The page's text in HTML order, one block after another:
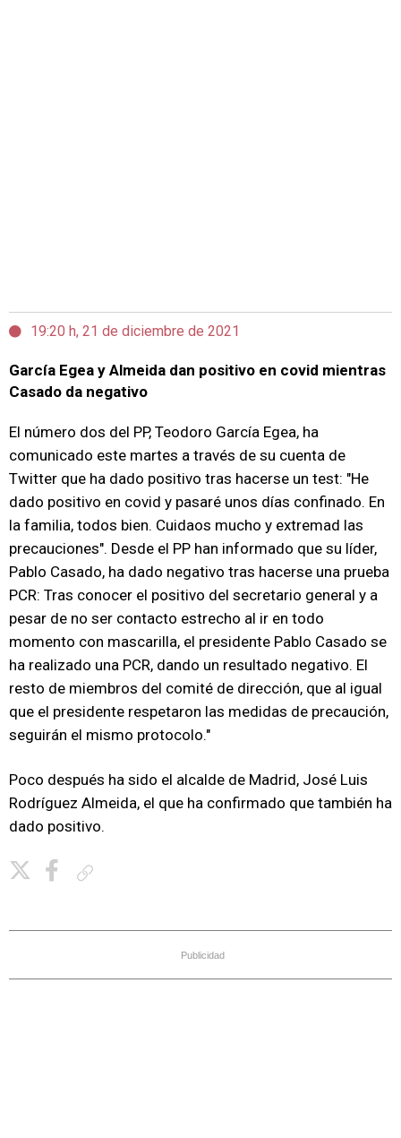
19:20 h, 21 de diciembre de 2021
García Egea y Almeida dan positivo en covid mientras
Casado da negativo
El número dos del PP, Teodoro García Egea, ha
comunicado este martes a través de su cuenta de
Twitter que ha dado positivo tras hacerse un test: "He
dado positivo en covid y pasaré unos días confinado. En
la familia, todos bien. Cuidaos mucho y extremad las
precauciones". Desde el PP han informado que su líder,
Pablo Casado, ha dado negativo tras hacerse una prueba
PCR: Tras conocer el positivo del secretario general y a
pesar de no ser contacto estrecho al ir en todo
momento con mascarilla, el presidente Pablo Casado se
ha realizado una PCR, dando un resultado negativo. El
resto de miembros del comité de dirección, que al igual
que el presidente respetaron las medidas de precaución,
seguirán el mismo protocolo."
Poco después ha sido el alcalde de Madrid, José Luis
Rodríguez Almeida, el que ha confirmado que también ha
dado positivo.
Publicidad